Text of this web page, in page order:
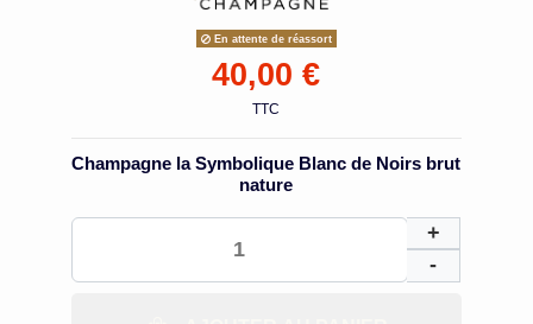
En attente de réassort
40,00 €
TTC
Champagne la Symbolique Blanc de Noirs brut
nature